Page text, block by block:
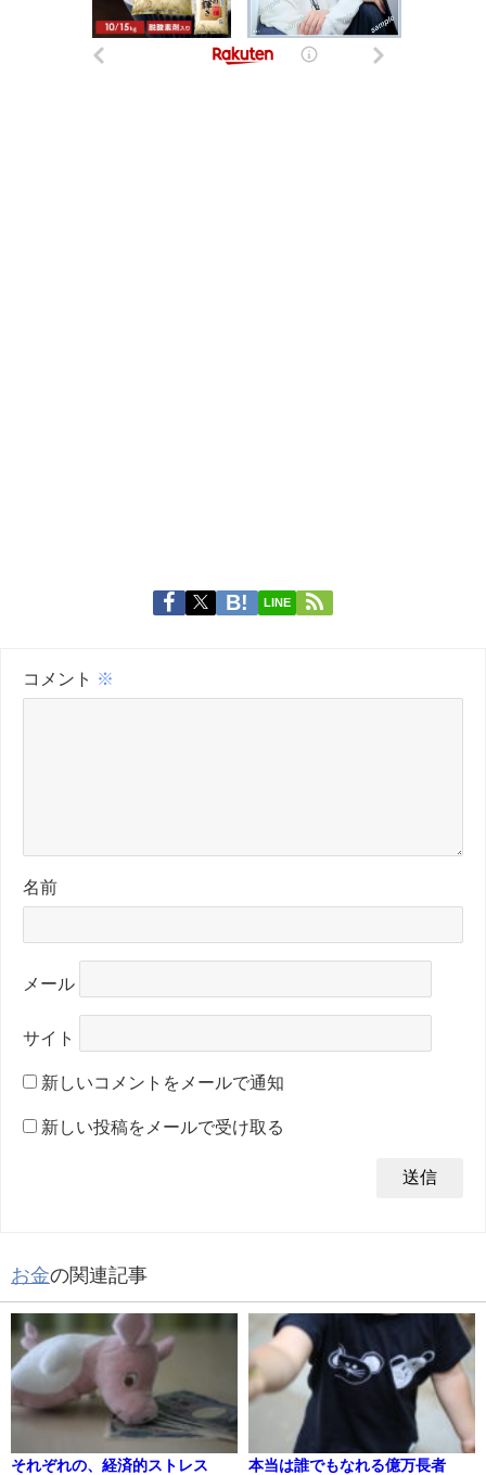
LINE
コメント ※
名前
メール
サイト
新しいコメントをメールで通知
新しい投稿をメールで受け取る
お金の関連記事
それぞれの、経済的ストレス 本当は誰でもなれる億万長者